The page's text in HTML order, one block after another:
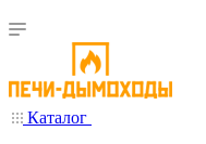
Каталог